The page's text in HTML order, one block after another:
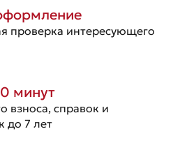
проверка интересующего
минут
взноса, справок и
до 7 лет